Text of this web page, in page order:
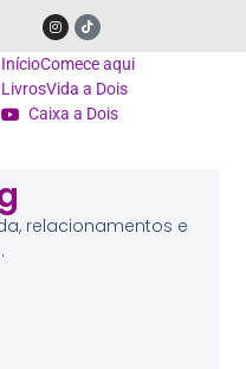
InícioComece aqui
LivrosVida a Dois
Caixa a Dois
relacionamentos e